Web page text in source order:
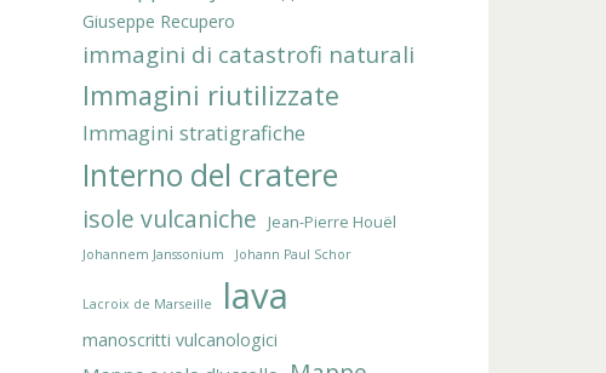
Giuseppe Recupero
immagini di catastrofi naturali
Immagini riutilizzate
Immagini stratigrafiche
Interno del cratere
isole vulcaniche Jean-Pierre Houël
Johannem Janssonium Johann Paul Schor
Lacroix de Marseille lava
manoscritti vulcanologici